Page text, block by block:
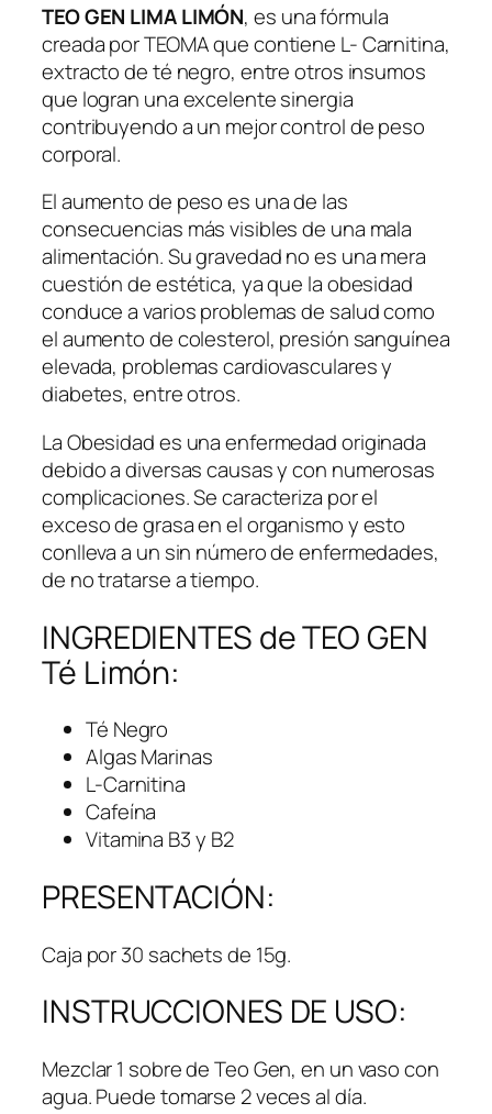
TEO GEN LIMA LIMÓN, es una fórmula
creada por TEOMA que contiene L- Carnitina,
extracto de té negro, entre otros insumos
que logran una excelente sinergia
contribuyendo a un mejor control de peso
corporal.
El aumento de peso es una de las
consecuencias más visibles de una mala
alimentación. Su gravedad no es una mera
cuestión de estética, ya que la obesidad
conduce a varios problemas de salud como
el aumento de colesterol, presión sanguínea
elevada, problemas cardiovasculares y
diabetes, entre otros.
La Obesidad es una enfermedad originada
debido a diversas causas y con numerosas
complicaciones. Se caracteriza por el
exceso de grasa en el organismo y esto
conlleva a un sin número de enfermedades,
de no tratarse a tiempo.
INGREDIENTES de TEO GEN
Té Limón:
Té Negro
Algas Marinas
L-Carnitina
Cafeína
Vitamina B3 y B2
PRESENTACIÓN:
Caja por 30 sachets de 15g.
INSTRUCCIONES DE USO:
Mezclar 1 sobre de Teo Gen, en un vaso con
agua. Puede tomarse 2 veces al día.